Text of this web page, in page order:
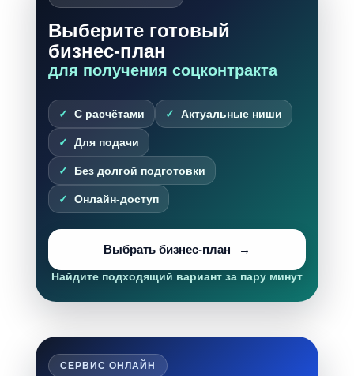
Выберите готовый
бизнес-план
для получения соцконтракта
С расчётами Актуальные ниши
Для подачи
Без долгой подготовки
Онлайн-доступ
Выбрать бизнес-план
Найдите подходящий вариант за пару минут
СЕРВИС ОНЛАЙН